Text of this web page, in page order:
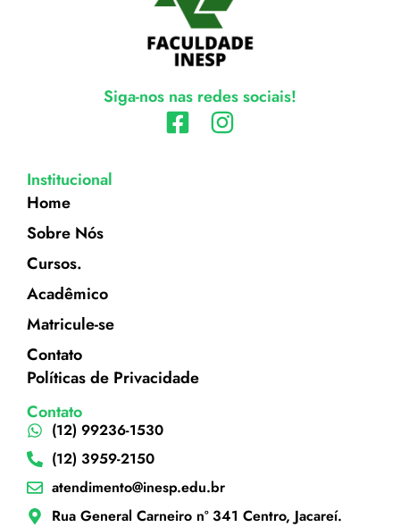
Siga-nos nas redes sociais!
Institucional
Home
Sobre Nós
Cursos.
Acadêmico
Matricule-se
Contato
Políticas de Privacidade
Contato
(12) 99236-1530
(12) 3959-2150
atendimento@inesp.edu.br
Rua General Carneiro nº 341 Centro, Jacareí.